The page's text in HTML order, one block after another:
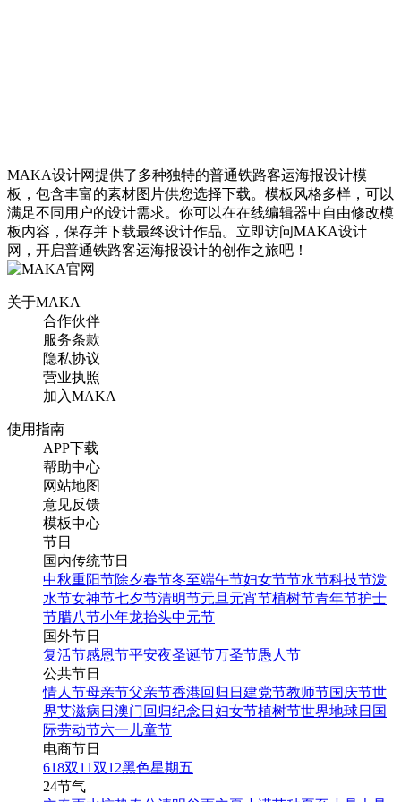
红色邮票中国风京九铁路
纪念日手机海报模板
手机海报
蓝色简约复古邮票风9.1京
九铁路25周年纪念日
找相似
手机海报
清新京九铁路25周年纪念
MAKA设计网提供了多种独特的普通铁路客运海报设计模
板，包含丰富的素材图片供您选择下载。模板风格多样，可以
满足不同用户的设计需求。你可以在在线编辑器中自由修改模
板内容，保存并下载最终设计作品。立即访问MAKA设计
网，开启普通铁路客运海报设计的创作之旅吧！
关于MAKA
合作伙伴
服务条款
隐私协议
营业执照
加入MAKA
使用指南
APP下载
帮助中心
网站地图
意见反馈
模板中心
节日
国内传统节日
中秋重阳节除夕春节冬至端午节妇女节节水节科技节泼
水节女神节七夕节清明节元旦 元宵节植树节青年节护士
节腊八节小年龙抬头中元节
国外节日
复活节感恩节平安夜圣诞节万圣节愚人节
公共节日
情人节母亲节父亲节香港回归日 建党节教师节国庆节世
界艾滋病日 澳门回归纪念日 妇女节植树节世界地球日 国
际劳动节六一儿童节
电商节日
618双11双12黑色星期五
24节气